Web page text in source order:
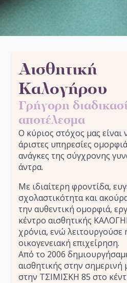
Αισθητική
Καλογήρου
Γρήγορη
αποτέλεσμα
Ο κύριος στόχος μας είναι
άριστες υπηρεσίες
ανάγκες της σύγχρονης
άντρα.
Με ιδιαίτερη φροντίδα,
σχολαστικότητα και
την αυθεντική ομορφιά,
κέντρο αισθητικής
χρόνια, ενώ λειτουργούσε
οικογενειακή επιχείρηση.
Από το 2006
αισθητικής στην σημερινή
στην ΤΣΙΜΙΣΚΗ 85 στο